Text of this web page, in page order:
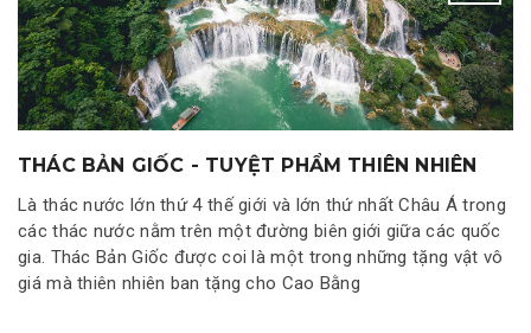
THÁC BẢN GIỐC - TUYỆT PHẨM THIÊN NHIÊN
Là thác nước lớn thứ 4 thế giới và lớn thứ nhất Châu Á trong
các thác nước nằm trên một đường biên giới giữa các quốc
gia. Thác Bản Giốc được coi là một trong những tặng vật vô
giá mà thiên nhiên ban tặng cho Cao Bằng